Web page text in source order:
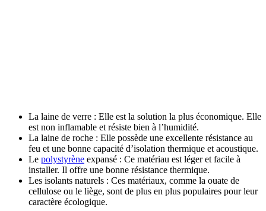
La laine de verre : Elle est la solution la plus économique. Elle
est non inflamable et résiste bien à l’humidité.
La laine de roche : Elle possède une excellente résistance au
feu et une bonne capacité d’isolation thermique et acoustique.
Le polystyrène expansé : Ce matériau est léger et facile à
installer. Il offre une bonne résistance thermique.
Les isolants naturels : Ces matériaux, comme la ouate de
cellulose ou le liège, sont de plus en plus populaires pour leur
caractère écologique.